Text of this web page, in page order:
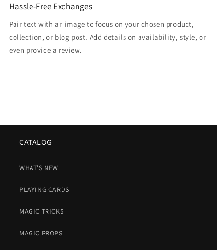
Hassle-Free Exchanges
Pair text with an image to focus on your chosen product,
collection, or blog post. Add details on availability, style, or
even provide a review.
CATALOG
WHAT'S NEW
PLAYING CARDS
MAGIC TRICKS
MAGIC PROPS